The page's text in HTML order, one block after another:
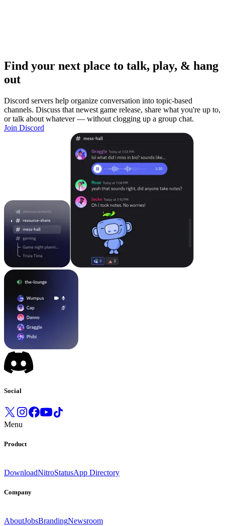
Find your next place to talk, play, & hang
out
Discord servers help organize conversation into topic-based
channels. Discuss that newest game release, share what you're up to,
or talk about whatever — without clogging up a group chat.
Join Discord
Social
Menu
Product
DownloadNitroStatusApp Directory
Company
AboutJobsBrandingNewsroom